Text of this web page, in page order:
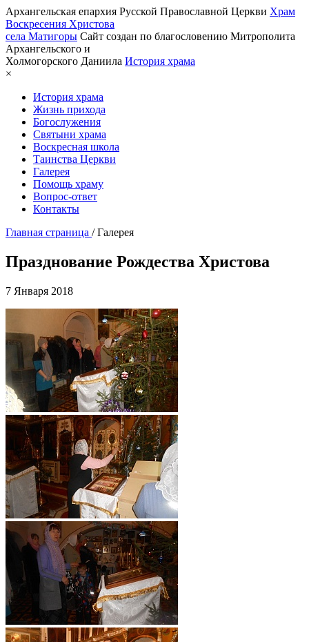
Архангельская епархия Русской Православной Церкви Храм
Воскресения Христова
села Матигоры Сайт создан по благословению Митрополита
Архангельского и
Холмогорского Даниила История храма
×
История храма
Жизнь прихода
Богослужения
Святыни храма
Воскресная школа
Таинства Церкви
Галерея
Помощь храму
Вопрос-ответ
Контакты
Главная страница /Галерея
Празднование Рождества Христова
7 Января 2018